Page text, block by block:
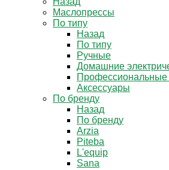
Маслопрессы
По типу
Назад
По типу
Ручные
Домашние
Профессиональные
Аксессуары
По бренду
Назад
По бренду
Arzia
Piteba
L'equip
Sana